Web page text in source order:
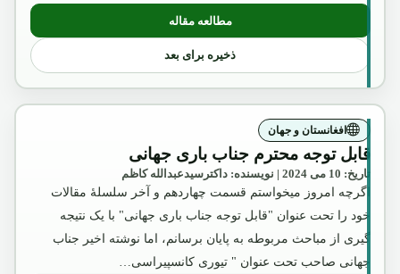
مطالعه مقاله: قابل توجه محترم جناب باری جهانی
ذخیره برای بعد
افغانستان و جهان
قابل توجه محترم جناب باری جهانی
تاریخ: 10 می 2024 | نویسنده: داکترسیدعبدالله کاظم
اگرچه امروز میخواستم قسمت چهاردهم و آخر سلسلۀ مقالات
خود را تحت عنوان "قابل توجه جناب باری جهانی" با یک نتیجه
گیری از مباحث مربوطه به پایان برسانم، اما نوشته اخیر جناب
جهانی صاحب تحت عنوان " تیوری کانسپیراسی…